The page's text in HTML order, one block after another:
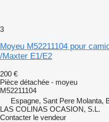
3
Moyeu M52211104 pour
/Maxter E1/E2
200 €
Pièce détachée - moyeu
M52211104
Espagne, Sant Pere Molanta,
LAS COLINAS OCASION, S.L.
Contacter le vendeur